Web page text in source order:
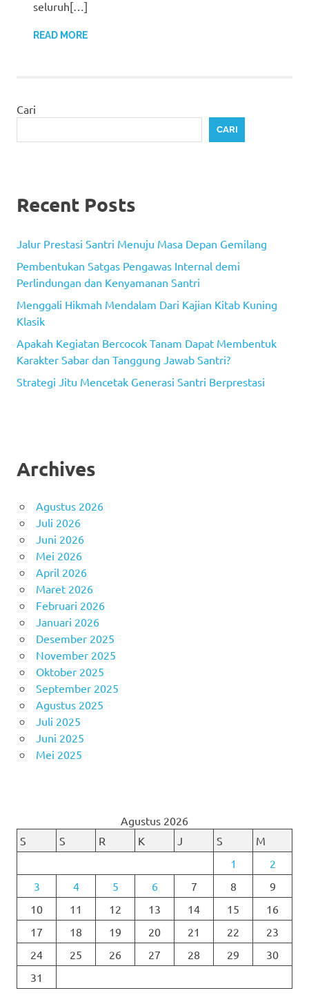
seluruh[…]
READ MORE
Cari
CARI
Recent Posts
Jalur Prestasi Santri Menuju Masa Depan Gemilang
Pembentukan Satgas Pengawas Internal demi
Perlindungan dan Kenyamanan Santri
Menggali Hikmah Mendalam Dari Kajian Kitab Kuning
Klasik
Apakah Kegiatan Bercocok Tanam Dapat Membentuk
Karakter Sabar dan Tanggung Jawab Santri?
Strategi Jitu Mencetak Generasi Santri Berprestasi
Archives
Agustus 2026
Juli 2026
Juni 2026
Mei 2026
April 2026
Maret 2026
Februari 2026
Januari 2026
Desember 2025
November 2025
Oktober 2025
September 2025
Agustus 2025
Juli 2025
Juni 2025
Mei 2025
Agustus 2026
S
S R K J S
M
1
2
3
4 5 6 7 8
9
10
11 12 13 14 15
16
17
18 19 20 21 22
23
24
25 26 27 28 29
30
31